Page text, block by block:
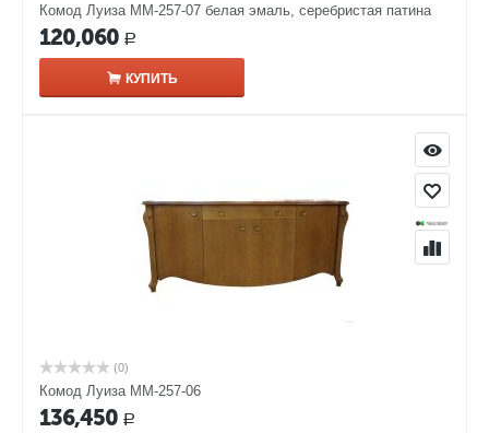
Комод Луиза ММ-257-07 белая эмаль, серебристая патина
120,060 Р
КУПИТЬ
(0)
Комод Луиза ММ-257-06
136,450 Р